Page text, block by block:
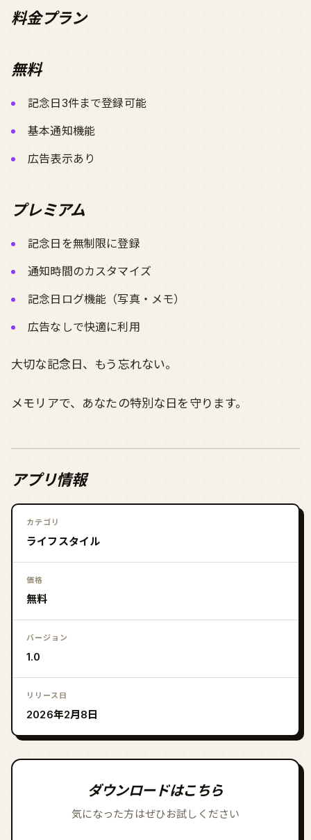
料金プラン
無料
記念日3件まで登録可能
基本通知機能
広告表示あり
プレミアム
記念日を無制限に登録
通知時間のカスタマイズ
記念日ログ機能（写真・メモ）
広告なしで快適に利用
大切な記念日、もう忘れない。
メモリアで、あなたの特別な日を守ります。
アプリ情報
カテゴリ
ライフスタイル
価格
無料
バージョン
1.0
リリース日
2026年2月8日
ダウンロードはこちら
気になった方はぜひお試しください